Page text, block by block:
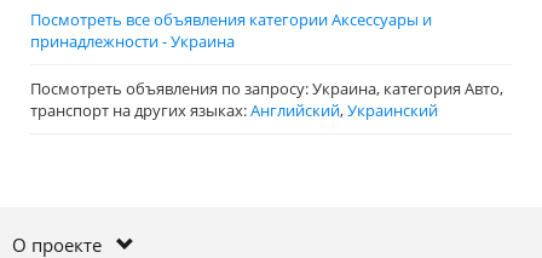
Посмотреть все объявления категории Аксессуары и
принадлежности - Украина
Посмотреть объявления по запросу: Украина, категория Авто,
транспорт на других языках:Английский,Украинский
О проекте